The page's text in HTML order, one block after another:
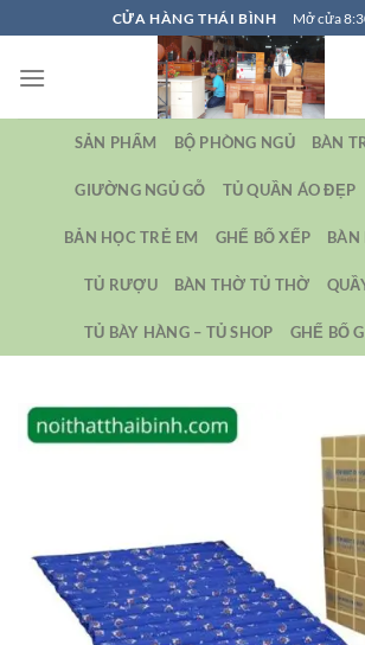
qua
nội
CỬA HÀNG THÁI BÌNH Mở cửa
SẢN PHẨM BỘ PHÒNG NGỦ BÀN
GIƯỜNG NGỦ GỖ TỦ QUẦN ÁO ĐẸP
BẢN HỌC TRẺ EM GHẾ BỐ XẾP BÀN
TỦ RƯỢU BÀN THỜ TỦ THỜ
TỦ BÀY HÀNG – TỦ SHOP GHẾ BỐ